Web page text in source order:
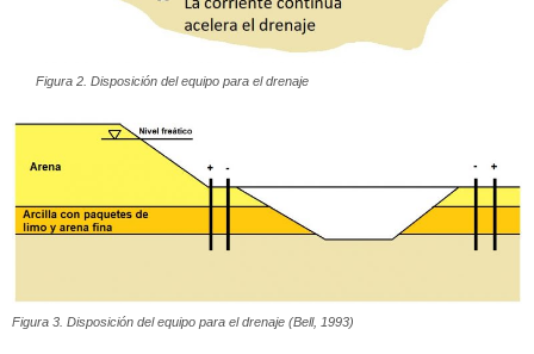
Figura 2. Disposición del equipo para el drenaje
Figura 3. Disposición del equipo para el drenaje (Bell, 1993)